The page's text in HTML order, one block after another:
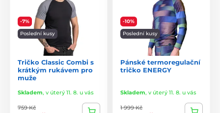
-7%
Poslední kusy
Tričko Classic Combi s
krátkým rukávem pro
muže
Skladem, v úterý 11. 8. u vás
759 Kč
-10%
Poslední kusy
Pánské termoregulační
tričko ENERGY
Skladem, v úterý 11. 8. u vás
1 999 Kč